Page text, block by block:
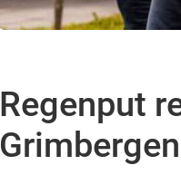
Regenput
Grimbergen